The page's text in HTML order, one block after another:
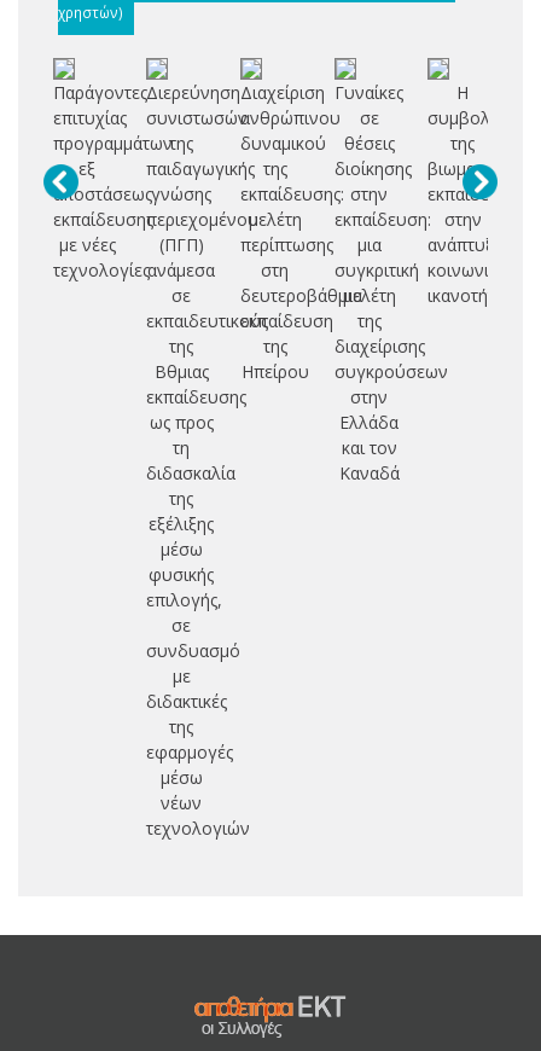
χρηστών)
Παράγοντες
επιτυχίας
προγραμμάτων
εξ
αποστάσεως
εκπαίδευσης
με νέες
τεχνολογίες
Διερεύνηση
συνιστωσών
της
παιδαγωγικής
γνώσης
περιεχομένου
(ΠΓΠ)
ανάμεσα
σε
εκπαιδευτικούς
της
Βθμιας
εκπαίδευσης
ως προς
τη
διδασκαλία
της
εξέλιξης
μέσω
φυσικής
επιλογής,
σε
συνδυασμό
με
διδακτικές
της
εφαρμογές
μέσω
νέων
τεχνολογιών
Διαχείριση
ανθρώπινου
δυναμικού
της
εκπαίδευσης:
μελέτη
περίπτωσης
στη
δευτεροβάθμια
εκπαίδευση
της
Ηπείρου
Γυναίκες
σε
θέσεις
διοίκησης
στην
εκπαίδευση:
μια
συγκριτική
μελέτη
της
διαχείρισης
συγκρούσεων
στην
Ελλάδα
και τον
Καναδά
Η
συμβολή
της
βιωματικής
εκπαίδευσης
στην
ανάπτυξη
κοινωνικών
ικανοτήτων